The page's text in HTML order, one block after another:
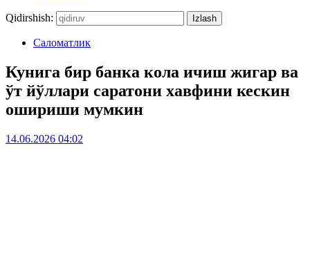
Qidirshish:
Саломатлик
Кунига бир банка кола ичиш жигар ва
ўт йўллари саратони хавфини кескин
ошириши мумкин
14.06.2026 04:02